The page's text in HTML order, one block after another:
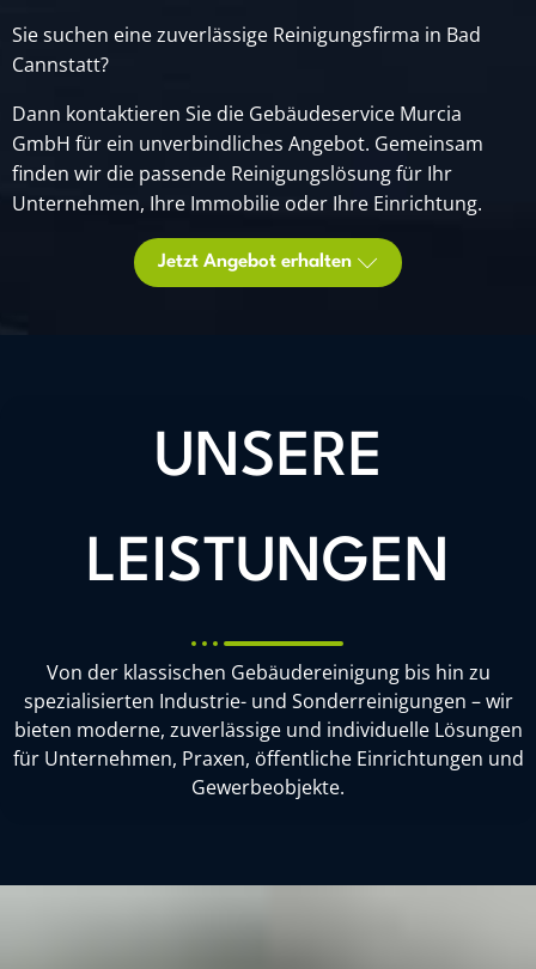
Sie suchen eine zuverlässige Reinigungsfirma in Bad
Cannstatt?
Dann kontaktieren Sie die Gebäudeservice Murcia
GmbH für ein unverbindliches Angebot. Gemeinsam
finden wir die passende Reinigungslösung für Ihr
Unternehmen, Ihre Immobilie oder Ihre Einrichtung.
Jetzt Angebot erhalten
UNSERE
LEISTUNGEN
Von der klassischen Gebäudereinigung bis hin zu
spezialisierten Industrie- und Sonderreinigungen – wir
bieten moderne, zuverlässige und individuelle Lösungen
für Unternehmen, Praxen, öffentliche Einrichtungen und
Gewerbeobjekte.